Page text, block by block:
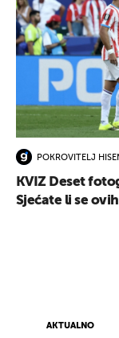
AKTUALNO
POKROVITELJ
KVIZ Deset
Sjećate li se